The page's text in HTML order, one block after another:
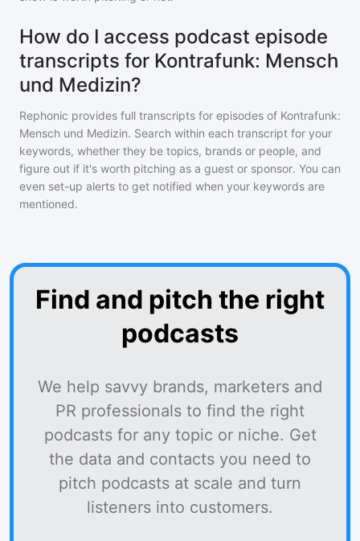
How do I access podcast episode
transcripts for Kontrafunk: Mensch
und Medizin?
Rephonic provides full transcripts for episodes of Kontrafunk:
Mensch und Medizin. Search within each transcript for your
keywords, whether they be topics, brands or people, and
figure out if it's worth pitching as a guest or sponsor. You can
even set-up alerts to get notified when your keywords are
mentioned.
Find and pitch the right
podcasts
We help savvy brands, marketers and
PR professionals to find the right
podcasts for any topic or niche. Get
the data and contacts you need to
pitch podcasts at scale and turn
listeners into customers.